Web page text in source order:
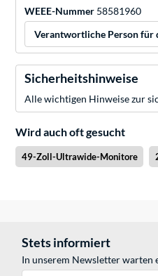
WEEE-Nummer 58581960
Verantwortliche Person für
Sicherheitshinweise
Alle wichtigen Hinweise zur
Wird auch oft gesucht
49-Zoll-Ultrawide-Monitore
Stets informiert
In unserem Newsletter warten